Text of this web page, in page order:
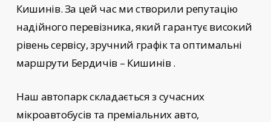
Кишинів. За цей час ми створили репутацію
надійного перевізника, який гарантує високий
рівень сервісу, зручний графік та оптимальні
маршрути Бердичів – Кишинів .
Наш автопарк складається з сучасних
мікроавтобусів та преміальних авто,